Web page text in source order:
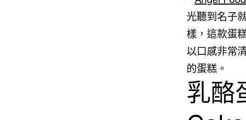
光聽到名子
樣，這款蛋
以口感非常
的蛋糕。
乳酪